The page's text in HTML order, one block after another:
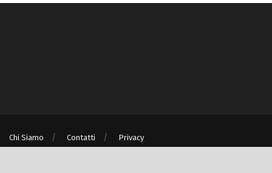
Chi Siamo Contatti Privacy